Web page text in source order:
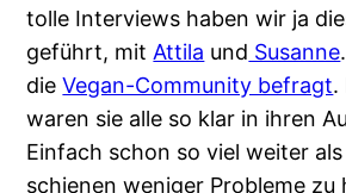
tolle Interviews haben wir ja
geführt, mitAttila und Susanne
dieVegan-Community befragt.
waren sie alle so klar in ihren
Einfach schon so viel weiter als
schienen weniger Probleme zu